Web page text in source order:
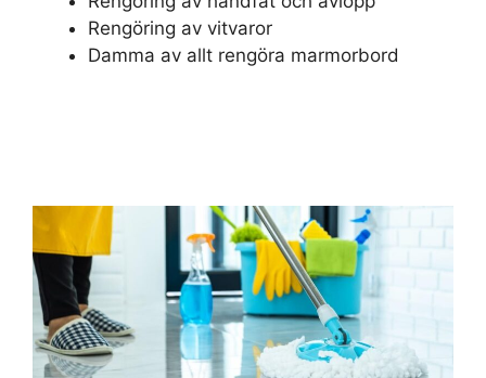
Rengöring av vitvaror
Damma av allt rengöra marmorbord